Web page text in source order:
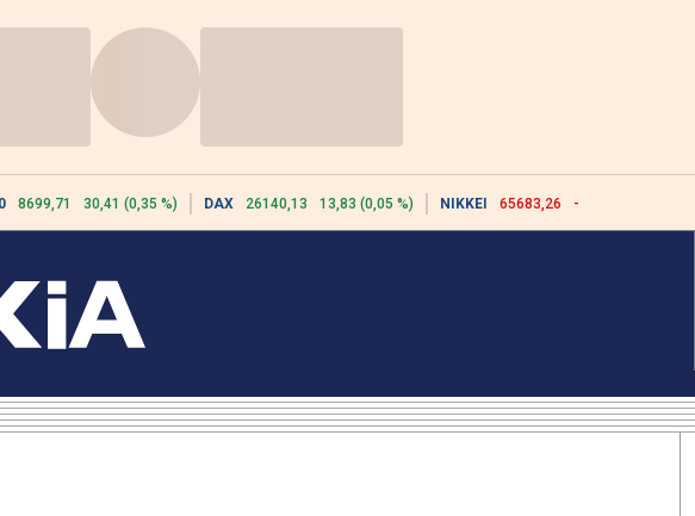
8699,71 30,41 (0,35 %) DAX 26140,13 13,83 (0,05 %) NIKKEI 65683,26 -617,18 (-0,93 %)